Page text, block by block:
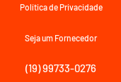
Política de Privacidade
Seja um Fornecedor
(19) 99733-0276